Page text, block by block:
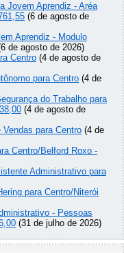
Jovem Aprendiz - Aréa
(6 de agosto de
Aprendiz - Modulo
de agosto de 2026)
Centro (4 de agosto de
para Centro (4 de
do Trabalho para
(4 de agosto de
para Centro (4 de
Centro/Belford Roxo -
Administrativo para
para Centro/Niterói
- Pessoas
(31 de julho de 2026)